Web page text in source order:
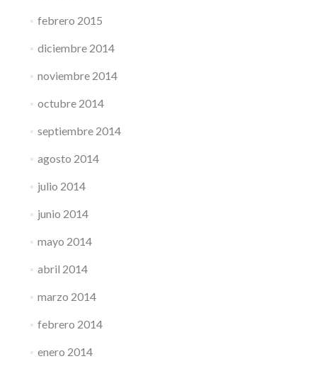
febrero 2015
diciembre 2014
noviembre 2014
octubre 2014
septiembre 2014
agosto 2014
julio 2014
junio 2014
mayo 2014
abril 2014
marzo 2014
febrero 2014
enero 2014